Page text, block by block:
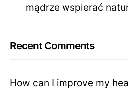
mądrze wspierać
Recent Comments
How can I improve my